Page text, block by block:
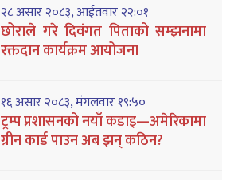
२८ असार २०८३, आईतवार २२:०१
छोराले गरे दिवंगत पिताको सम्झनामा
रक्तदान कार्यक्रम आयोजना
१६ असार २०८३, मंगलवार १९:५०
ट्रम्प प्रशासनको नयाँ कडाइ—अमेरिकामा
ग्रीन कार्ड पाउन अब झन् कठिन?